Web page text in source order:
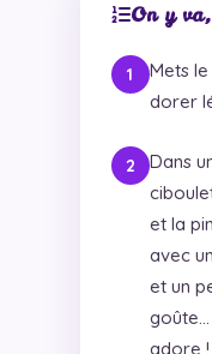
On y
Mets
dorer
Dans
et la
avec
et un
goûte…
adore !